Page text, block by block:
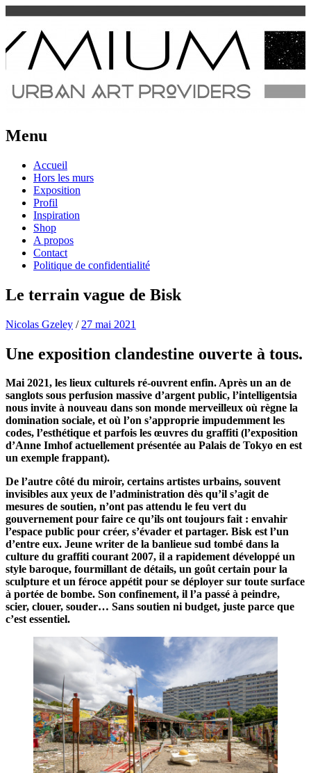
Spraymium Magazine
Urban Art Provider
Menu
Aller
contenu
Accueil
Hors les murs
Exposition
Profil
Inspiration
Shop
A propos
Contact
Politique de confidentialité
Le terrain vague de Bisk
Nicolas Gzeley / 27 mai 2021
Une exposition clandestine ouverte à tous.
Mai 2021, les lieux culturels ré-ouvrent enfin. Après un an de
sanglots sous perfusion massive d’argent public, l’intelligentsia
nous invite à nouveau dans son monde merveilleux où règne la
domination sociale, et où l’on s’approprie impudemment les
codes, l’esthétique et parfois les œuvres du graffiti (l’exposition
d’Anne Imhof actuellement présentée au Palais de Tokyo en est
un exemple frappant).
De l’autre côté du miroir, certains artistes urbains, souvent
invisibles aux yeux de l’administration dès qu’il s’agit de
mesures de soutien, n’ont pas attendu le feu vert du
gouvernement pour faire ce qu’ils ont toujours fait : envahir
l’espace public pour créer, s’évader et partager. Bisk est l’un
d’entre eux. Jeune writer de la banlieue sud tombé dans la
culture du graffiti courant 2007, il a rapidement développé un
style baroque, fourmillant de détails, un goût certain pour la
sculpture et un féroce appétit pour se déployer sur toute surface
à portée de bombe. Son confinement, il l’a passé à peindre,
scier, clouer, souder… Sans soutien ni budget, juste parce que
c’est essentiel.